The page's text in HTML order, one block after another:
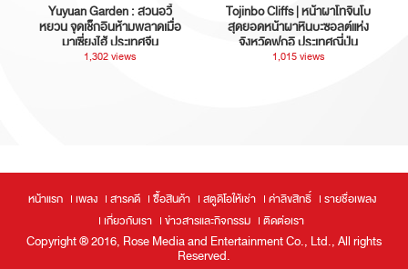
Yuyuan Garden : สวนอวี้
หยวน จุดเช็กอินห้ามพลาดเมื่อ
มาเซี่ยงไฮ้ ประเทศจีน
1,302 views
Tojinbo Cliffs | หน้าผาโทจินโบ
สุดยอดหน้าผาหินบะซอลต์แห่ง
จังหวัดฟุกุอิ ประเทศญี่ปุ่น
1,015 views
หน้าแรก เพลง สารคดี ซื้อสินค้า สตูดิโอให้เช่า ค่าลิขสิทธิ์
รายชื่อเพลง
เกี่ยวกับเรา
ข่าวสารและกิจกรรม ติดต่อเรา
Copyright ® 2016, Rose Media and Entertainment Co., Ltd., All rights
Reserved.